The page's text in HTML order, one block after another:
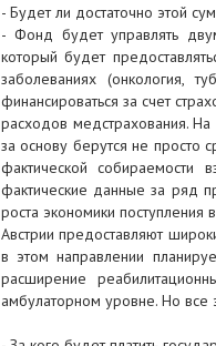
- Будет ли достаточно этой
- Фонд будет управлять
который будет
заболеваниях (онкология,
финансироваться за счет
расходов медстрахования.
за основу берутся не просто
фактической собираемости
фактические данные за ряд
роста экономики
Австрии предоставляют
в этом направлении
расширение
амбулаторном уровне. Но все